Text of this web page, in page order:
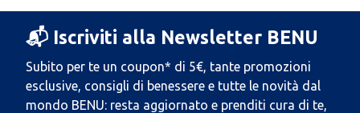
📬 Iscriviti alla Newsletter BENU
Subito per te un coupon* di 5€, tante promozioni
esclusive, consigli di benessere e tutte le novità dal
mondo BENU: resta aggiornato e prenditi cura di te,